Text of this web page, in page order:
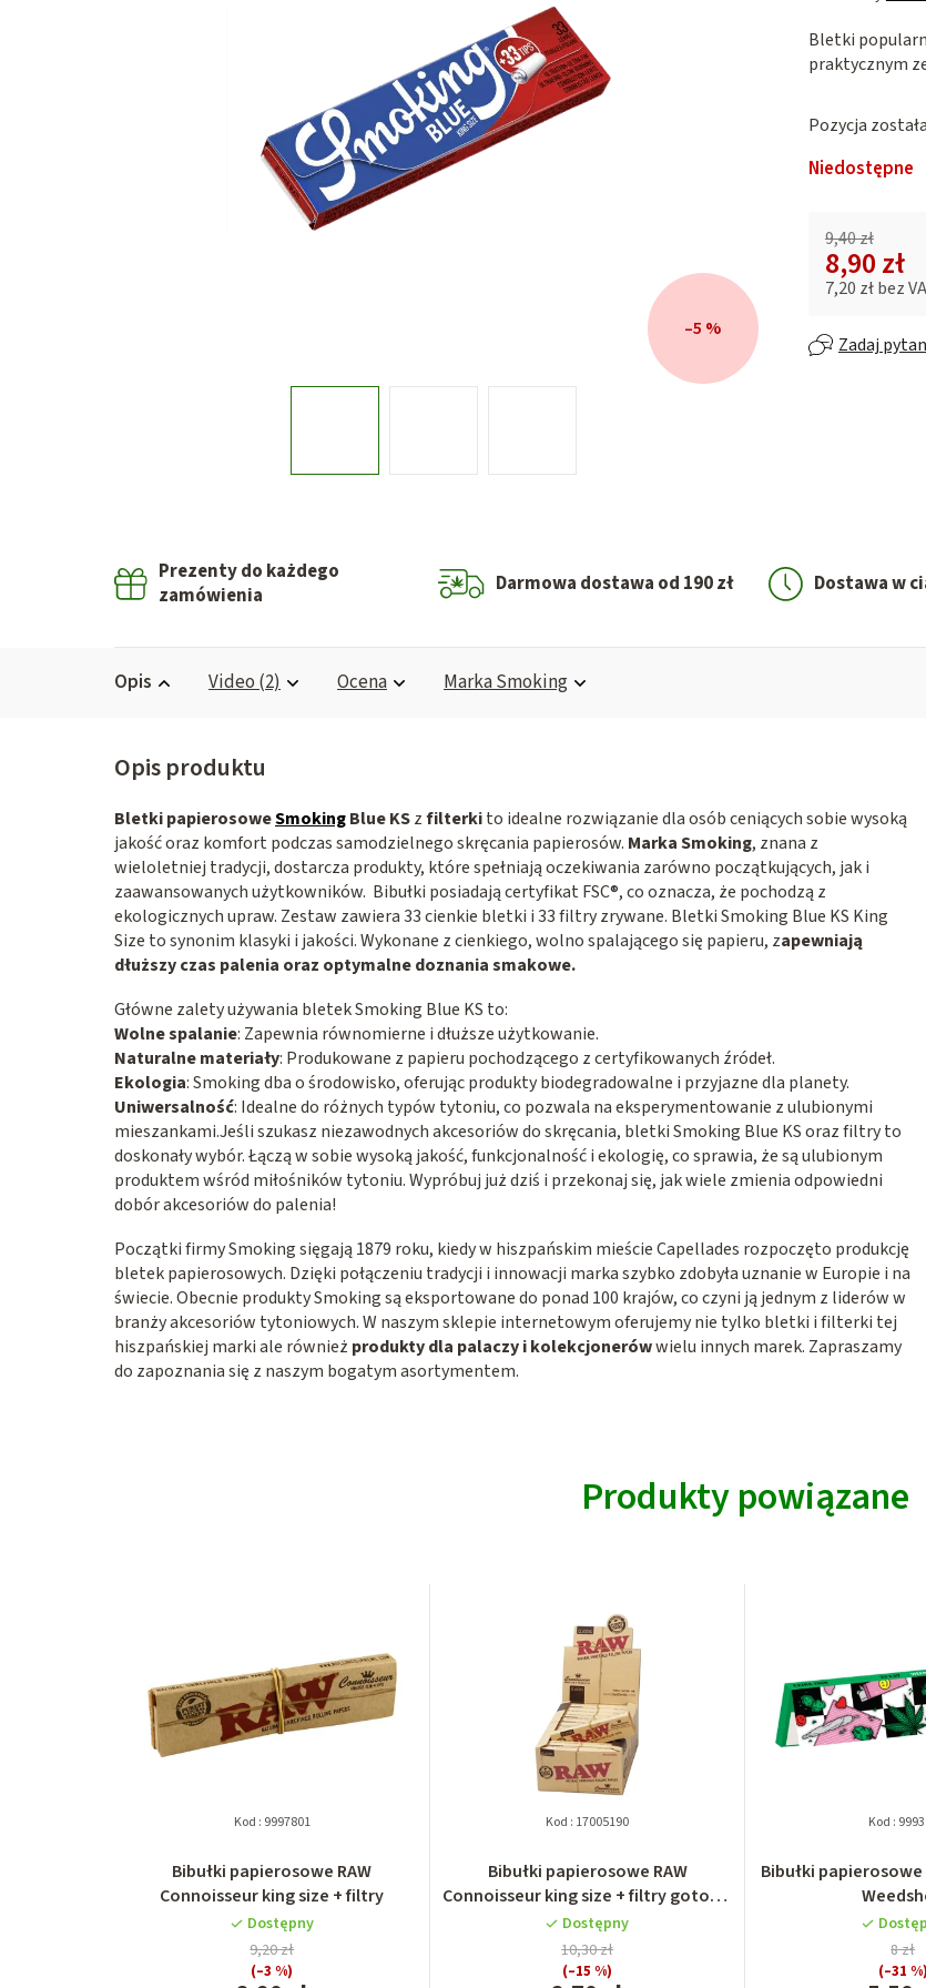
produktu
wynosi
na
5
gwiazdek.
Bletki
praktycznym
Pozycja
Niedostępne
9,40 zł
8,90 zł
7,20 zł bez
Zadaj
–5 %
Prezenty do każdego
zamówienia
Darmowa dostawa od 190 zł Dostawa w
Opis Video (2) Ocena MarkaSmoking
Bletki papierosoweSmokingBlue KSzfilterkito idealne rozwiązanie dla osób ceniących sobie wysoką
jakość oraz komfort podczas samodzielnego skręcania papierosów. Marka Smoking, znana z
wieloletniej tradycji, dostarcza produkty, które spełniają oczekiwania zarówno początkujących, jak i
zaawansowanych użytkowników. Bibułki posiadają certyfikat FSC®, co oznacza, że pochodzą z
ekologicznych upraw. Zestaw zawiera 33 cienkie bletki i 33 filtry zrywane. Bletki Smoking Blue KS King
Size to synonim klasyki i jakości. Wykonane z cienkiego, wolno spalającego się papieru, zapewniają
dłuższy czas palenia oraz optymalne doznania smakowe.
Główne zalety używania bletek Smoking Blue KS to:
Wolne spalanie: Zapewnia równomierne i dłuższe użytkowanie.
Naturalne materiały: Produkowane z papieru pochodzącego z certyfikowanych źródeł.
Ekologia: Smoking dba o środowisko, oferując produkty biodegradowalne i przyjazne dla planety.
Uniwersalność: Idealne do różnych typów tytoniu, co pozwala na eksperymentowanie z ulubionymi
mieszankami.Jeśli szukasz niezawodnych akcesoriów do skręcania, bletki Smoking Blue KS oraz filtry to
doskonały wybór. Łączą w sobie wysoką jakość, funkcjonalność i ekologię, co sprawia, że są ulubionym
produktem wśród miłośników tytoniu. Wypróbuj już dziś i przekonaj się, jak wiele zmienia odpowiedni
dobór akcesoriów do palenia!
Początki firmy Smoking sięgają 1879 roku, kiedy w hiszpańskim mieście Capellades rozpoczęto produkcję
bletek papierosowych. Dzięki połączeniu tradycji i innowacji marka szybko zdobyła uznanie w Europie i na
świecie. Obecnie produkty Smoking są eksportowane do ponad 100 krajów, co czyni ją jednym z liderów w
branży akcesoriów tytoniowych. W naszym sklepie internetowym oferujemy nie tylko bletki i filterki tej
hiszpańskiej marki ale również produkty dla palaczy i kolekcjonerówwielu innych marek. Zapraszamy
do zapoznania się z naszym bogatym asortymentem.
Produkty powiązane
Bibułki papierosowe RAW
Connoisseur king size + filtry
Dostępny
9,20 zł
(–3 %)
Kod : 9997801
Bibułki papierosowe RAW
Connoisseur king size + filtry gotowe
skręcone
Dostępny
10,30 zł
(–15 %)
Kod : 17005190
Bibułki
8 zł
(–31 %)
Kod :